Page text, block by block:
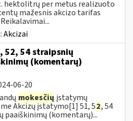
hektolitrų per metus realizuoto
mažesnis akcizo tarifas
Akcizai
52, 54 straipsnių
(komentarų)
06-20
mokesčių įstatymų
Akcizų įstatymo[1] 51, 52, 54
paaiškinimų (komentarų)...